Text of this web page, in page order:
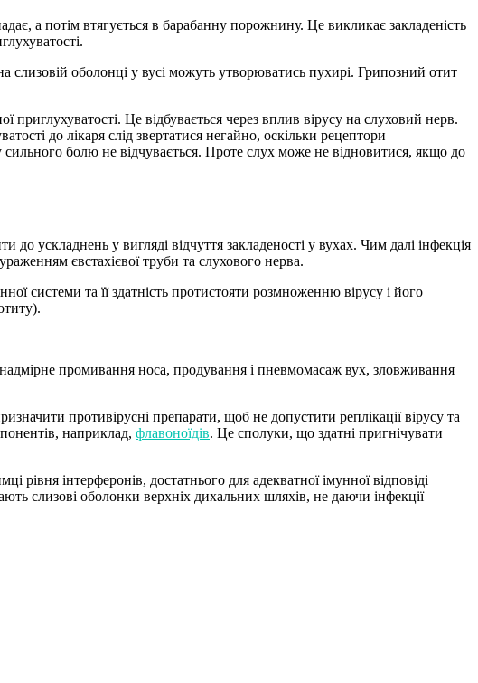
а потім втягується в барабанну порожнину. Це викликає закладеність
оболонці у вусі можуть утворюватись пухирі. Грипозний отит
Це відбувається через вплив вірусу на слуховий нерв.
до лікаря слід звертатися негайно, оскільки рецептори
болю не відчувається. Проте слух може не відновитися, якщо до
ускладнень у вигляді відчуття закладеності у вухах. Чим далі інфекція
євстахієвої труби та слухового нерва.
системи та її здатність протистояти розмноженню вірусу і його
промивання носа, продування і пневмомасаж вух, зловживання
противірусні препарати, щоб не допустити реплікації вірусу та
наприклад, флавоноїдів. Це сполуки, що здатні пригнічувати
інтерферонів, достатнього для адекватної імунної відповіді
слизові оболонки верхніх дихальних шляхів, не даючи інфекції